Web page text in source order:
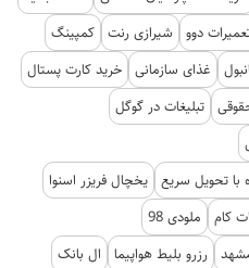
دوو شیرازی رنت کمپینگ
غذای سازمانی خرید کارت پستال
تبلیغات در گوگل
با تحویل سریع یخچال فریزر اسنوا
کام
ملودی 98
رزرو بلیط هواپیما ال بانک